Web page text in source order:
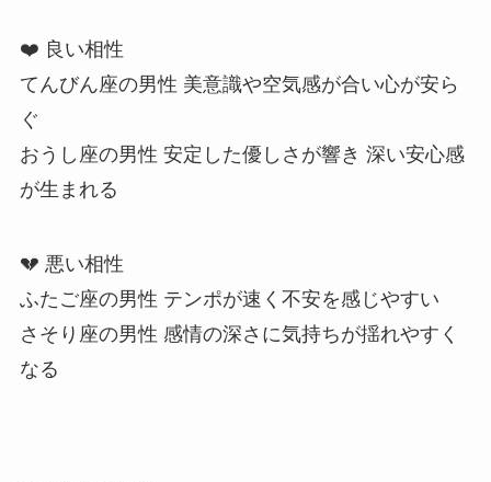
❤️ 良い相性
てんびん座の男性 美意識や空気感が合い心が安ら
ぐ
おうし座の男性 安定した優しさが響き 深い安心感
が生まれる
💔 悪い相性
ふたご座の男性 テンポが速く不安を感じやすい
さそり座の男性 感情の深さに気持ちが揺れやすく
なる